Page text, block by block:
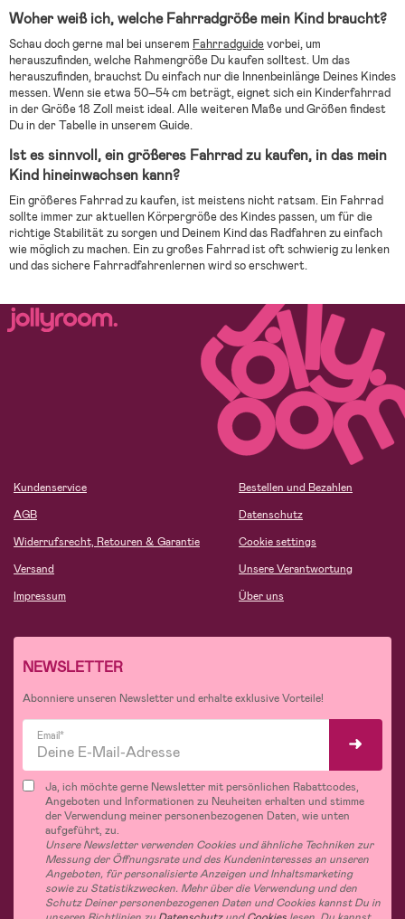
Woher weiß ich, welche Fahrradgröße mein Kind braucht?
Schau doch gerne mal bei unserem Fahrradguidevorbei, um
herauszufinden, welche Rahmengröße Du kaufen solltest. Um das
herauszufinden, brauchst Du einfach nur die Innenbeinlänge Deines Kindes
messen. Wenn sie etwa 50–54 cm beträgt, eignet sich ein Kinderfahrrad
in der Größe 18 Zoll meist ideal. Alle weiteren Maße und Größen findest
Du in der Tabelle in unserem Guide.
Ist es sinnvoll, ein größeres Fahrrad zu kaufen, in das mein
Kind hineinwachsen kann?
Ein größeres Fahrrad zu kaufen, ist meistens nicht ratsam. Ein Fahrrad
sollte immer zur aktuellen Körpergröße des Kindes passen, um für die
richtige Stabilität zu sorgen und Deinem Kind das Radfahren zu einfach
wie möglich zu machen. Ein zu großes Fahrrad ist oft schwierig zu lenken
und das sichere Fahrradfahrenlernen wird so erschwert.
Kundenservice
AGB
Widerrufsrecht, Retouren & Garantie
Versand
Impressum
Bestellen und Bezahlen
Datenschutz
Cookie settings
Unsere Verantwortung
Über uns
NEWSLETTER
Abonniere unseren Newsletter und erhalte exklusive Vorteile!
Email*
Ja, ich möchte gerne Newsletter mit persönlichen Rabattcodes,
Angeboten und Informationen zu Neuheiten erhalten und stimme
der Verwendung meiner personenbezogenen Daten, wie unten
aufgeführt, zu.
Unsere Newsletter verwenden Cookies und ähnliche Techniken zur
Messung der Öffnungsrate und des Kundeninteresses an unseren
Angeboten, für personalisierte Anzeigen und Inhaltsmarketing
sowie zu Statistikzwecken. Mehr über die Verwendung und den
Schutz Deiner personenbezogenen Daten und Cookies kannst Du in